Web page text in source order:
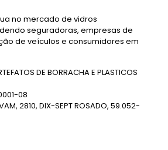
no mercado de vidros
seguradoras, empresas de
de veículos e consumidores em
DE BORRACHA E PLASTICOS
08
2810, DIX-SEPT ROSADO, 59.052-